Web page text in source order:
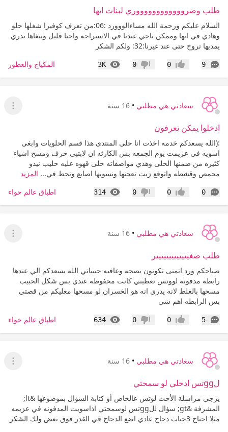
طلب وضرووووووووووووري لبنات ابها
السلام عليكم ورحمة الله مساءالووورد :06:من تعرف كوفيرا شغلها حلو
وهادي في ابها وممكن تاجي عندنا في الاستراحه واحنا قليل ونبغاها بدري
يمديها تروح حتى عند غيرنا:32: ولكم الشكر
9
التعليقات إعجاب0 عدم إعجاب
0
3K
المشاهدات المكياج والعطور
سعادتي هي مطلبي • 16 سنة
عرض
ادخلوا يمكن تعرفون
:(الله يسعدكم خدمه اخذت انا حلى المنتدى هذا قسم الحلويات وابغى
اسويه في عزيمت يوم الجمعه بس الكارثه ان لابتبي خرف ومسح اشياء
كثيره من ضمنها الحلى وهذي مواصفاته حلى قهوه عليه حليب نيدو
محمص وقشطه واتوقع زيت نعجنها ونسويها اصابع ونحط في... المزيد
0
التعليقات إعجاب0 عدم إعجاب
0
314
المشاهدات اطباق عالم حواء
سعادتي هي مطلبي • 16 سنة
عرض
طلب صغييييييييييييير
صباحكم ورد اتمنى تكونون بصحه وعافيه حبيباتي الله يسعدكم الي عندها
رابطة مدفونة لووتس تعطيني كانت محفوظه عندي بس شكل الحبيب
مسحها بالغلط لانه يدري انه هو الخسران لو مسحها معليكم من قصتي
بس الرابطه اهم شي
5
التعليقات إعجاب0 عدم إعجاب
0
634
المشاهدات اطباق عالم حواء
سعادتي هي مطلبي • 16 سنة
عرض
لggتس ادخلي لو سمحتي
يرجى مراسلة الأخت لوتس عالخاص أو كتابة السؤال بموضوعها &lt;
المشرفة &gt; سؤال للggتس لوسمحتي اذاسويت المدفونه في عزيمه
مثلا احتاج 3حبات دجاج عادي اضع الدجاج في القدر فوق بعض ولك الشكر